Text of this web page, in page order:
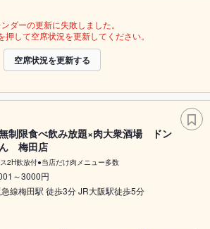
ダーの更新に失敗しました。
押して空席状況を更新してください。
空席状況を更新する
制限食べ飲み放題×肉大衆酒場 ドン
梅田店
2H飲放付●当店だけ肉メニュー多数
～3000円
線梅田駅 徒歩3分 JR大阪駅徒歩5分